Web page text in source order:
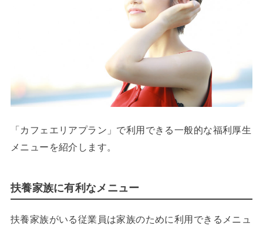
「カフェエリアプラン」で利用できる一般的な福利厚生
メニューを紹介します。
扶養家族に有利なメニュー
扶養家族がいる従業員は家族のために利用できるメニュ